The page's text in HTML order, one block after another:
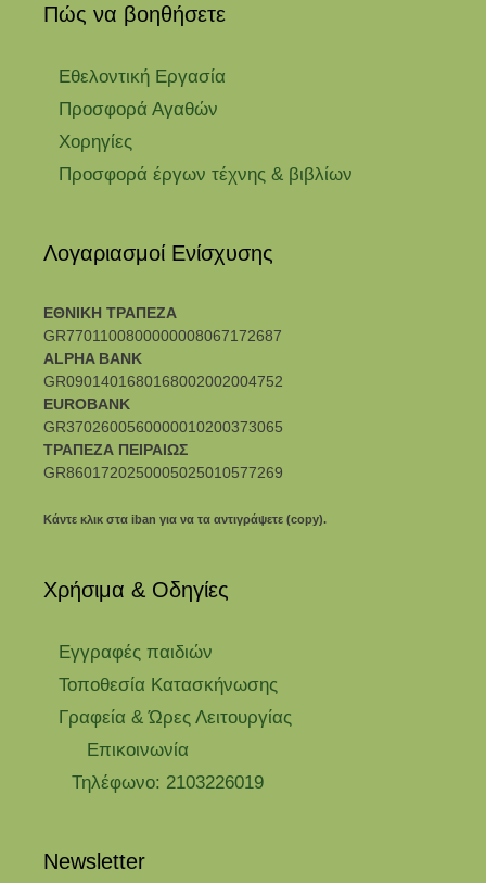
Πώς να βοηθήσετε
Εθελοντική Εργασία
Προσφορά Αγαθών
Χορηγίες
Προσφορά έργων τέχνης & βιβλίων
Λογαριασμοί Ενίσχυσης
ΕΘΝΙΚΗ ΤΡΑΠΕΖΑ
GR7701100800000008067172687
ALPHA BANK
GR0901401680168002002004752
EUROBANK
GR3702600560000010200373065
ΤΡΑΠΕΖΑ ΠΕΙΡΑΙΩΣ
GR8601720250005025010577269
Κάντε κλικ στα iban για να τα αντιγράψετε (copy).
Χρήσιμα & Οδηγίες
Eγγραφές παιδιών
Τοποθεσία Κατασκήνωσης
Γραφεία & Ώρες Λειτουργίας
Επικοινωνία
Τηλέφωνο: 2103226019
Newsletter